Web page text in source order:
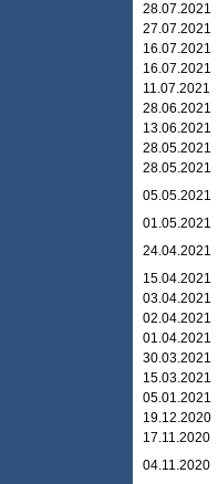
28.07.2021
27.07.2021
16.07.2021
16.07.2021
11.07.2021
28.06.2021
13.06.2021
28.05.2021
28.05.2021
05.05.2021
01.05.2021
24.04.2021
15.04.2021
03.04.2021
02.04.2021
01.04.2021
30.03.2021
15.03.2021
05.01.2021
19.12.2020
17.11.2020
04.11.2020